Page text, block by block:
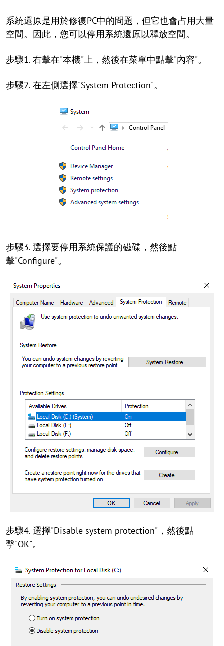
系統還原是用於修復PC中的問題，但它也會占用大量
空間。因此，您可以停用系統還原以釋放空間。
步驟1. 右擊在"本機"上，然後在菜單中點擊"內容"。
步驟2. 在左側選擇"System Protection"。
步驟3. 選擇要停用系統保護的磁碟，然後點
擊"Configure"。
步驟4. 選擇"Disable system protection"，然後點
擊"OK"。